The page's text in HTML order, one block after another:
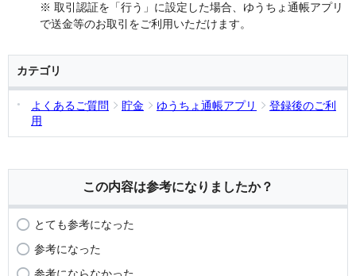
※ 取引認証を「行う」に設定した場合、ゆうちょ通帳アプリ
で送金等のお取引をご利用いただけます。
カテゴリ
よくあるご質問 貯金 ゆうちょ通帳アプリ
登録後のご利
用
この内容は参考になりましたか？
とても参考になった
参考になった